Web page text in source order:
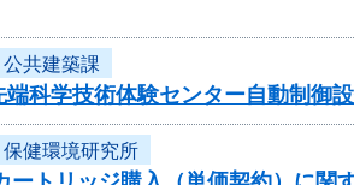
公共建築課
端科学技術体験センター自動制御
保健環境研究所